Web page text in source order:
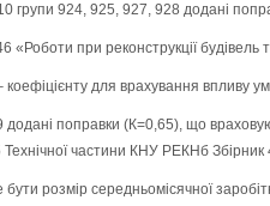
924, 925, 927, 928 додані
при реконструкції будівель
коефіцієнту для врахування
поправки (К=0,65), що
частини КНУ РЕКНб Збірник
розмір середньомісячної